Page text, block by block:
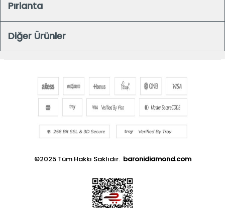
Pırlanta
Diğer Ürünler
©2025 Tüm Hakkı Saklıdır. baronidiamond.com